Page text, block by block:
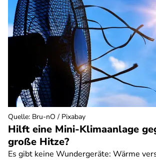
Hilft eine Mini-Klimaanlage
große Hitze?
Es gibt keine Wundergeräte: Wärme
Quelle: Bru-nO / Pixabay